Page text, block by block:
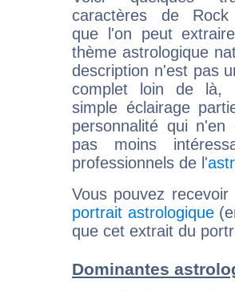
caractères de Rock
que l'on peut
thème astrologique
description n'est pas
complet loin de là,
simple éclairage
personnalité qui n'en
pas moins
professionnels de l'
Vous pouvez
portrait astrologique
que cet extrait du
Dominantes